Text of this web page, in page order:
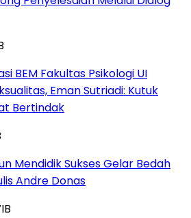
BEM Fakultas Psikologi UI
Eman Sutriadi: Kutuk
Bertindak
Mendidik Sukses Gelar Bedah
Andre Donas